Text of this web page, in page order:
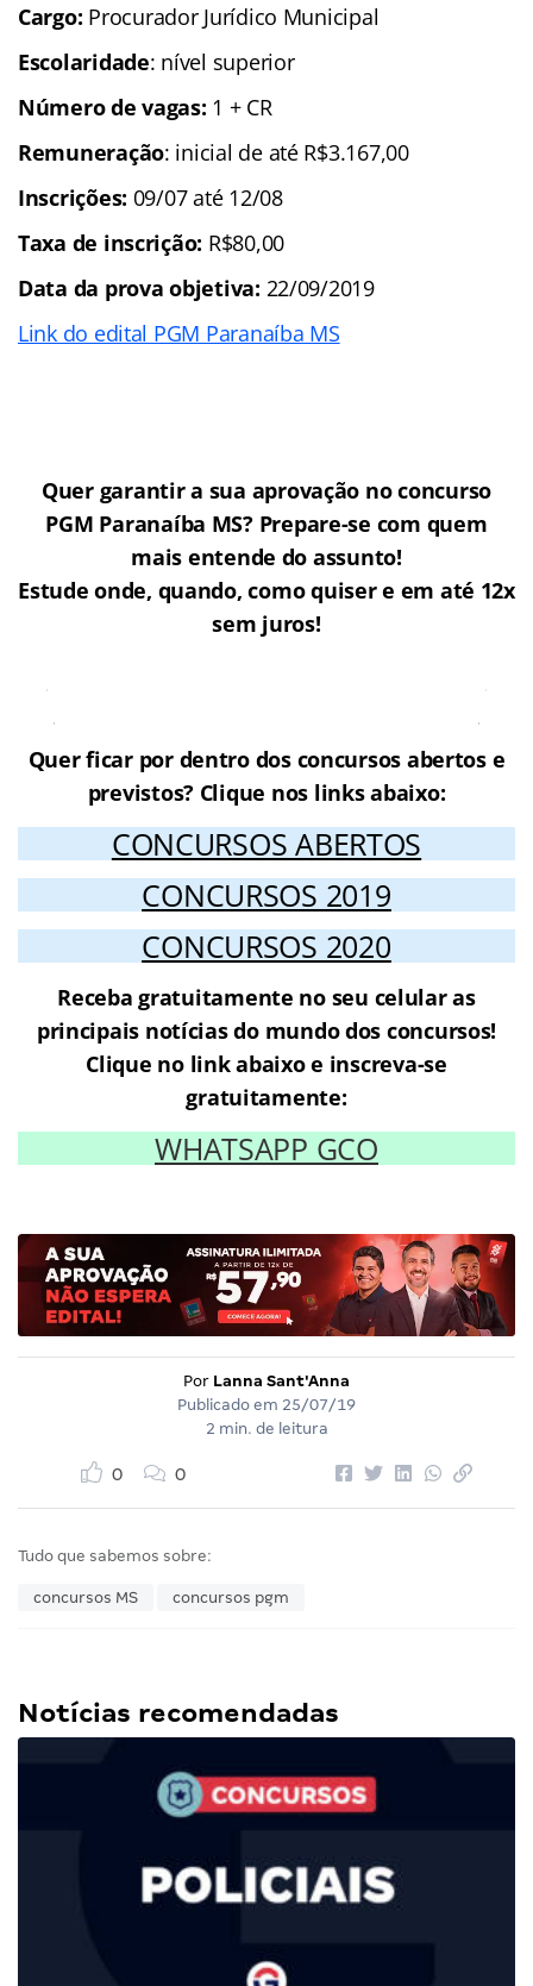
Cargo: Procurador Jurídico Municipal
Escolaridade: nível superior
Número de vagas: 1 + CR
Remuneração: inicial de até R$3.167,00
Inscrições: 09/07 até 12/08
Taxa de inscrição: R$80,00
Data da prova objetiva: 22/09/2019
Link do edital PGM Paranaíba MS
Quer garantir a sua aprovação no concurso
PGM Paranaíba MS? Prepare-se com quem
mais entende do assunto!
Estude onde, quando, como quiser e em até 12x
sem juros!
Quer ficar por dentro dos concursos abertos e
previstos? Clique nos links abaixo:
CONCURSOS ABERTOS
CONCURSOS 2019
CONCURSOS 2020
Receba gratuitamente no seu celular as
principais notícias do mundo dos concursos!
Clique no link abaixo e inscreva-se
gratuitamente:
WHATSAPP GCO
Por Lanna Sant'Anna
Publicado em 25/07/19
2 min. de leitura
0 0
Tudo que sabemos sobre:
concursos MS concursos pgm
Notícias recomendadas